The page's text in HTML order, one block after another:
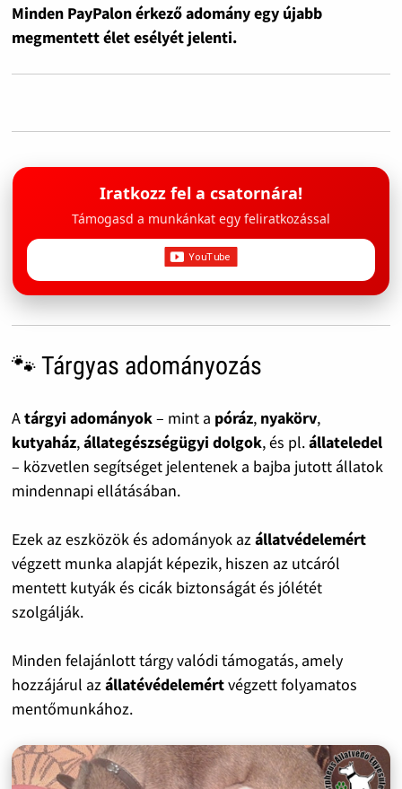
Minden PayPalon érkező adomány egy újabb
megmentett élet esélyét jelenti.
Iratkozz fel a csatornára!
Támogasd a munkánkat egy feliratkozással
🐾 Tárgyas adományozás
Atárgyi adományok– mint a póráz, nyakörv,
kutyaház,állategészségügyi dolgok, és pl.állateledel
– közvetlen segítséget jelentenek a bajba jutott állatok
mindennapi ellátásában.
Ezek az eszközök és adományok azállatvédelemért
végzett munka alapját képezik, hiszen az utcáról
mentett kutyák és cicák biztonságát és jólétét
szolgálják.
Minden felajánlott tárgy valódi támogatás, amely
hozzájárul azállatévédelemértvégzett folyamatos
mentőmunkához.